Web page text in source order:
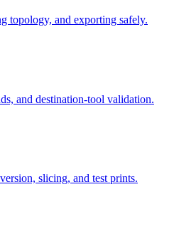
topology, and exporting safely.
and destination-tool validation.
slicing, and test prints.